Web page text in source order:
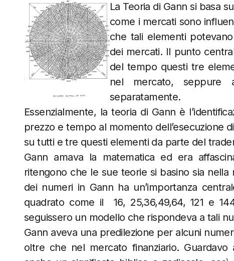
La Teoria di Gann si basa
come i mercati sono
che tali elementi
dei mercati. Il punto
del tempo questi tre
nel mercato,
separatamente.
Essenzialmente, la teoria di Gann è
prezzo e tempo al momento dell’esecuzione
su tutti e tre questi elementi da parte del
Gann amava la matematica ed era
ritengono che le sue teorie si basino sia nella
dei numeri in Gann ha un’importanza
quadrato come il 16, 25,36,49,64, 121 e
seguissero un modello che rispondeva a tali
Gann aveva una predilezione per alcuni
oltre che nel mercato finanziario.